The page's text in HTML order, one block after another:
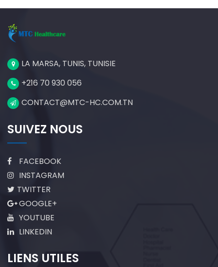
LA MARSA, TUNIS, TUNISIE
+216 70 930 056
CONTACT@MTC-HC.COM.TN
SUIVEZ NOUS
FACEBOOK
INSTAGRAM
TWITTER
GOOGLE+
YOUTUBE
LINKEDIN
LIENS UTILES